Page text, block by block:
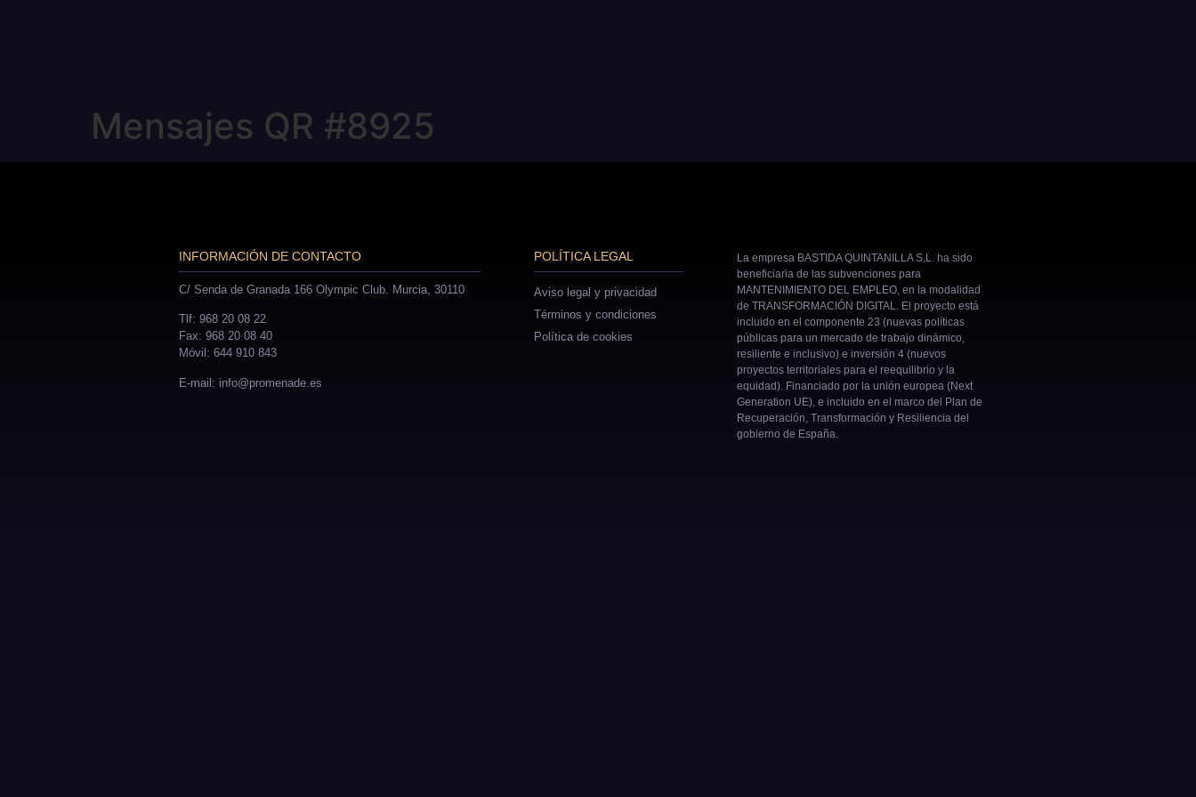
Mensajes QR #8925
INFORMACIÓN DE CONTACTO
C/ Senda de Granada 166 Olympic Club. Murcia, 30110
Tlf: 968 20 08 22
Fax: 968 20 08 40
Móvil: 644 910 843
E-mail: info@promenade.es
POLÍTICA LEGAL
Aviso legal y privacidad
Términos y condiciones
Política de cookies
La empresa BASTIDA QUINTANILLA S.L. ha sido
beneficiaria de las subvenciones para
MANTENIMIENTO DEL EMPLEO, en la modalidad
de TRANSFORMACIÓN DIGITAL. El proyecto está
incluido en el componente 23 (nuevas políticas
públicas para un mercado de trabajo dinámico,
resiliente e inclusivo) e inversión 4 (nuevos
proyectos territoriales para el reequilibrio y la
equidad). Financiado por la unión europea (Next
Generation UE), e incluido en el marco del Plan de
Recuperación, Transformación y Resiliencia del
gobierno de España.